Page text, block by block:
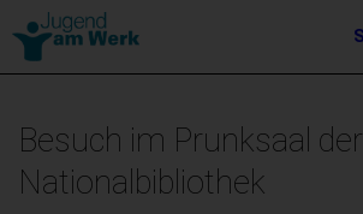
Barrierefreie
Bedienung
Webseite
Besuch im Prunksaal der
Nationalbibliothek